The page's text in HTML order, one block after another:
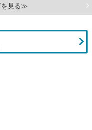
を見る≫